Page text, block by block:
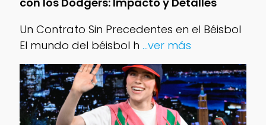
Un Contrato Sin Precedentes en el Béisbol
El mundo del béisbol h ...ver más